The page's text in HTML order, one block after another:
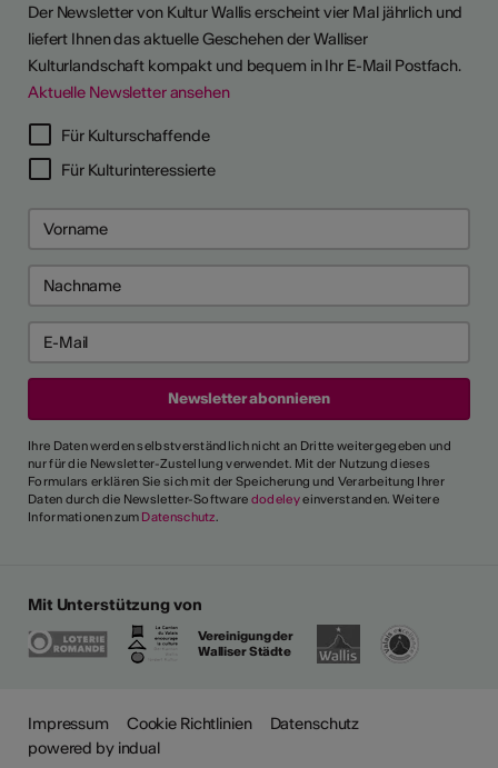
Der Newsletter von Kultur Wallis erscheint vier Mal jährlich und
liefert Ihnen das aktuelle Geschehen der Walliser
Kulturlandschaft kompakt und bequem in Ihr E-Mail Postfach.
Aktuelle Newsletter ansehen
Für Kulturschaffende
Für Kulturinteressierte
Ihre Daten werden selbstverständlich nicht an Dritte weitergegeben und
nur für die Newsletter-Zustellung verwendet. Mit der Nutzung dieses
Formulars erklären Sie sich mit der Speicherung und Verarbeitung Ihrer
Daten durch die Newsletter-Software dodeleyeinverstanden. Weitere
Informationen zum Datenschutz.
Mit Unterstützung von
Vereinigung der
Walliser Städte
Impressum Cookie Richtlinien
Datenschutz
powered by indual